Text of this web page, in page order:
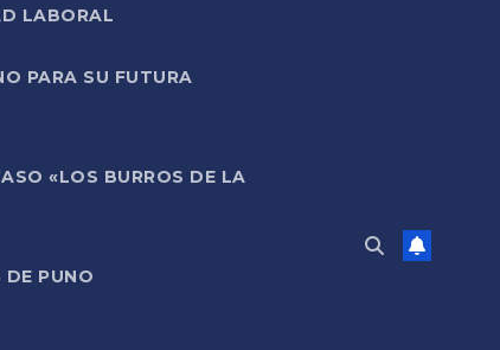
LABORAL
PARA SU FUTURA
«LOS BURROS DE LA
DE PUNO